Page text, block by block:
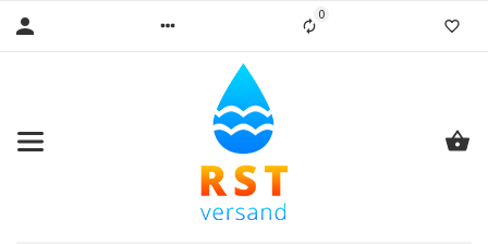
0Liste ist leer